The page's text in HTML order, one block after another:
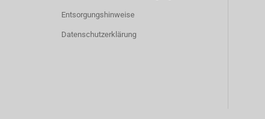
Entsorgungshinweise
Datenschutzerklärung